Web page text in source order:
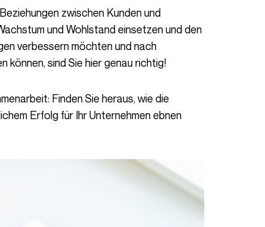
und Wohlstand einsetzen und den
verbessern möchten und nach
können, sind Sie hier genau richtig!
Erfolg für Ihr Unternehmen ebnen